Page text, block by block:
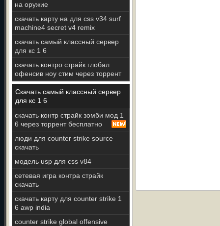
на оружие
скачать карту на для css v34 surf
machine4 secret v4 remix
скачать самый классный сервер
для кс 1 6
скачать контро страйк глобал
офенсив ноу стим через торрент
Скачать самый классный сервер
для кс 1 6
скачать контр страйк зомби мод 1
6 через торрент бесплатно
люди для counter strike source
скачать
модель usp для css v84
сетевая игра контра страйк
скачать
скачать карту для counter strike 1
6 awp india
counter strike global offensive